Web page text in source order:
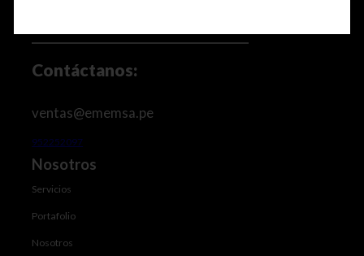
Contáctanos:
ventas@ememsa.pe
952252097
Nosotros
Servicios
Portafolio
Nosotros